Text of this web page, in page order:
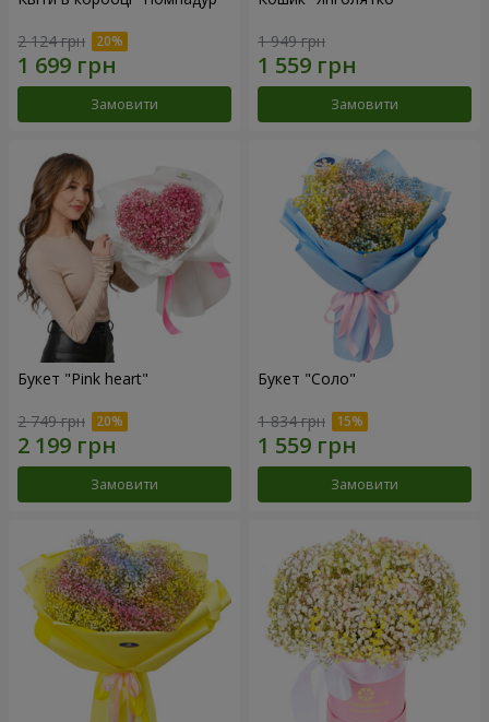
2 124 грн
Замовити
1 949 грн
Замовити
Букет "Pink heart"
2 749 грн
Замовити
Букет "Соло"
1 834 грн
Замовити